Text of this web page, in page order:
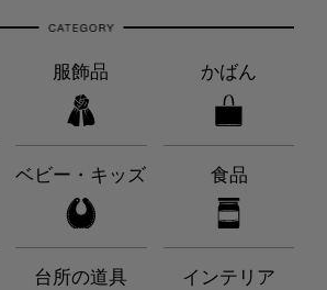
服飾品 かばん
ベビー・キッズ 食品
台所の道具 インテリア